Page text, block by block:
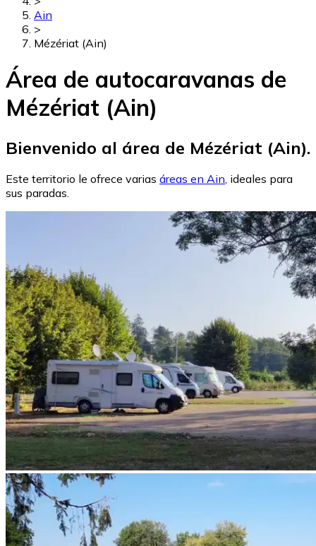
Ain
>
Mézériat (Ain)
Área de autocaravanas de
Mézériat (Ain)
Bienvenido al área de Mézériat (Ain).
Este territorio le ofrece varias áreas en Ain, ideales para
sus paradas.